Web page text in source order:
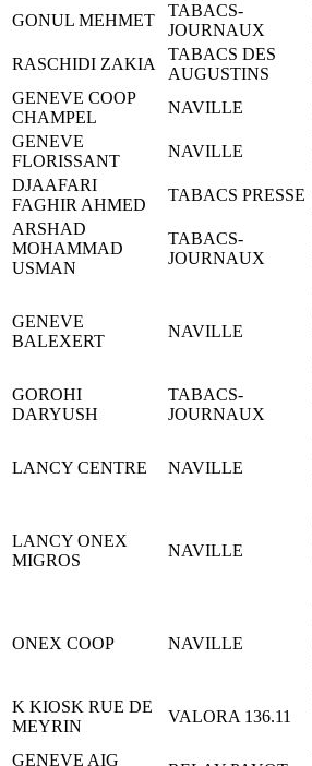
GONUL MEHMET
TABACS-
JOURNAUX
RASCHIDI ZAKIA
TABACS DES
AUGUSTINS
GENEVE COOP
CHAMPEL
NAVILLE
GENEVE
FLORISSANT
NAVILLE
DJAAFARI
FAGHIR AHMED
TABACS PRESSE
ARSHAD
MOHAMMAD
USMAN
TABACS-
JOURNAUX
GENEVE
BALEXERT
NAVILLE
GOROHI
DARYUSH
TABACS-
JOURNAUX
LANCY CENTRE NAVILLE
LANCY ONEX
MIGROS
NAVILLE
ONEX COOP NAVILLE
K KIOSK RUE DE
MEYRIN
VALORA 136.11
GENEVE AIG